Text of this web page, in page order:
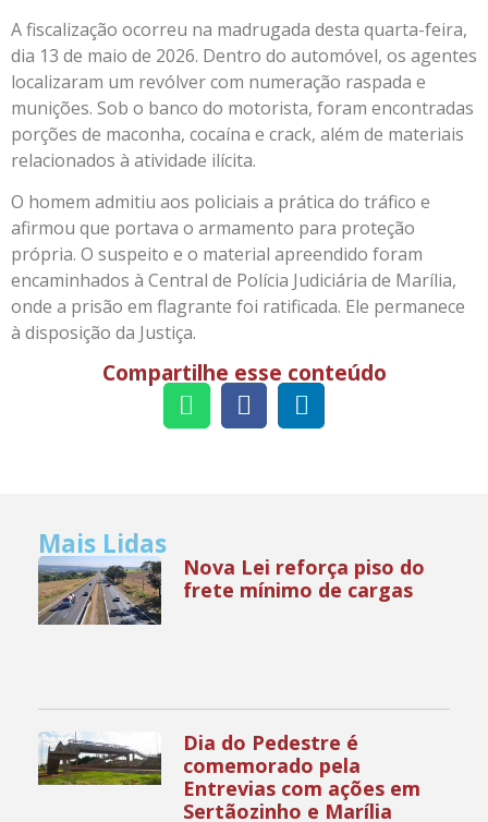
A fiscalização ocorreu na madrugada desta quarta-feira,
dia 13 de maio de 2026. Dentro do automóvel, os agentes
localizaram um revólver com numeração raspada e
munições. Sob o banco do motorista, foram encontradas
porções de maconha, cocaína e crack, além de materiais
relacionados à atividade ilícita.
O homem admitiu aos policiais a prática do tráfico e
afirmou que portava o armamento para proteção
própria. O suspeito e o material apreendido foram
encaminhados à Central de Polícia Judiciária de Marília,
onde a prisão em flagrante foi ratificada. Ele permanece
à disposição da Justiça.
Compartilhe esse conteúdo
Mais Lidas
Nova Lei reforça piso do
frete mínimo de cargas
Dia do Pedestre é
comemorado pela
Entrevias com ações em
Sertãozinho e Marília